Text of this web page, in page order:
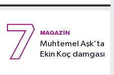
görüntülendi
7 MAGAZIN
Muhtemel Aşk'ta
Ekin Koç damgası